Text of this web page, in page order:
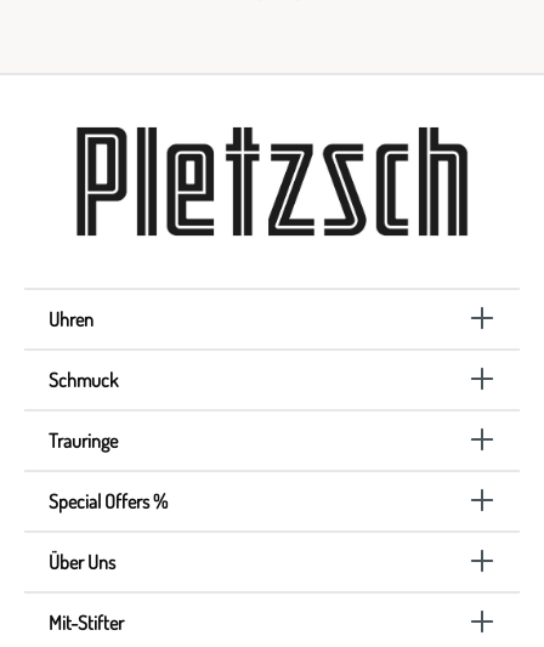
Uhren
Schmuck
Trauringe
Special Offers %
Über Uns
Mit-Stifter